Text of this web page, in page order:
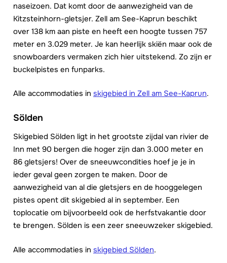
naseizoen. Dat komt door de aanwezigheid van de
Kitzsteinhorn-gletsjer. Zell am See-Kaprun beschikt
over 138 km aan piste en heeft een hoogte tussen 757
meter en 3.029 meter. Je kan heerlijk skiën maar ook de
snowboarders vermaken zich hier uitstekend. Zo zijn er
buckelpistes en funparks.
Alle accommodaties in skigebied in Zell am See-Kaprun.
Sölden
Skigebied Sölden ligt in het grootste zijdal van rivier de
Inn met 90 bergen die hoger zijn dan 3.000 meter en
86 gletsjers! Over de sneeuwcondities hoef je je in
ieder geval geen zorgen te maken. Door de
aanwezigheid van al die gletsjers en de hooggelegen
pistes opent dit skigebied al in september. Een
toplocatie om bijvoorbeeld ook de herfstvakantie door
te brengen. Sölden is een zeer sneeuwzeker skigebied.
Alle accommodaties in skigebied Sölden.